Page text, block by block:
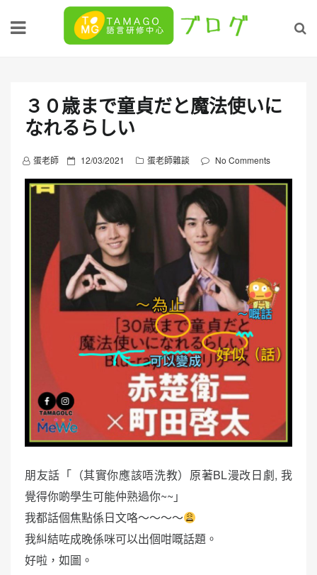
３０歳まで童貞だと魔法使いに
なれるらしい
蛋老師
P
o
n
12/03/2021 蛋老師雜談 No Comments
朋友話「（其實你應該唔洗教）原著BL漫改日劇, 我
覺得你啲學生可能仲熟過你~~」
我都話個焦點係日文咯～～～～
我糾結咗成晚係咪可以出個咁嘅話題。
好啦，如圖。